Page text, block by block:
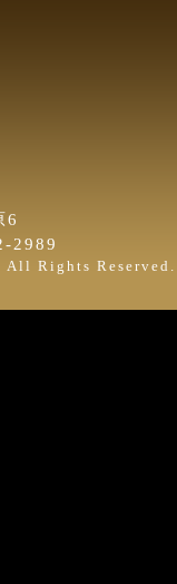
6
2989
All Rights Reserved.